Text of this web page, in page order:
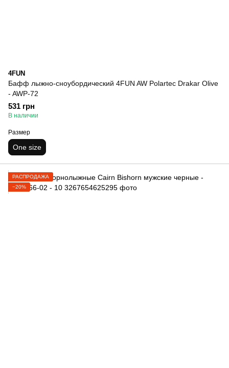
4FUN
Бафф лыжно-сноубордический 4FUN AW Polartec Drakar Olive
- AWP-72
531 грн
В наличии
Размер
One size
РАСПРОДАЖА
−20%